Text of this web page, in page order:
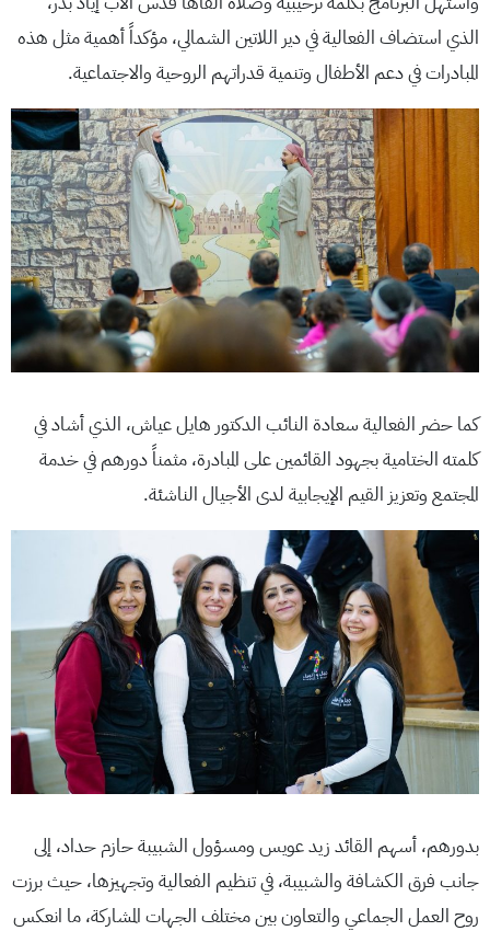
الذي استضاف الفعالية في دير اللاتين الشمالي، مؤكداً أهمية مثل هذه
المبادرات في دعم الأطفال وتنمية قدراتهم الروحية والاجتماعية.
كما حضر الفعالية سعادة النائب الدكتور هايل عياش، الذي أشاد في
كلمته الختامية بجهود القائمين على المبادرة، مثمناً دورهم في خدمة
المجتمع وتعزيز القيم الإيجابية لدى الأجيال الناشئة.
بدورهم، أسهم القائد زيد عويس ومسؤول الشبيبة حازم حداد، إلى
جانب فرق الكشافة والشبيبة، في تنظيم الفعالية وتجهيزها، حيث برزت
روح العمل الجماعي والتعاون بين مختلف الجهات المشاركة، ما انعكس